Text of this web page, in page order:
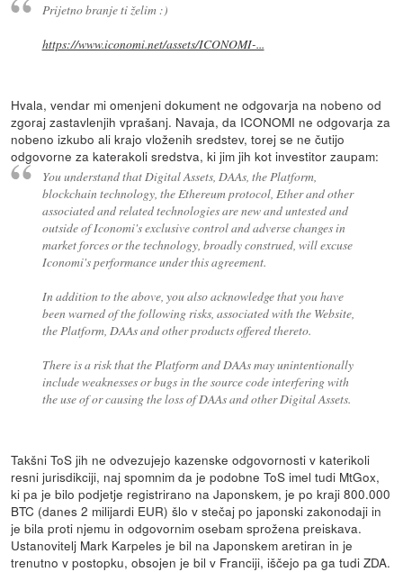
Prijetno branje ti želim :)
https://www.iconomi.net/assets/ICONOMI-...
Hvala, vendar mi omenjeni dokument ne odgovarja na nobeno od
zgoraj zastavlenjih vprašanj. Navaja, da ICONOMI ne odgovarja za
nobeno izkubo ali krajo vloženih sredstev, torej se ne čutijo
odgovorne za katerakoli sredstva, ki jim jih kot investitor zaupam:
You understand that Digital Assets, DAAs, the Platform,
blockchain technology, the Ethereum protocol, Ether and other
associated and related technologies are new and untested and
outside of Iconomi's exclusive control and adverse changes in
market forces or the technology, broadly construed, will excuse
Iconomi's performance under this agreement.
In addition to the above, you also acknowledge that you have
been warned of the following risks, associated with the Website,
the Platform, DAAs and other products offered thereto.
There is a risk that the Platform and DAAs may unintentionally
include weaknesses or bugs in the source code interfering with
the use of or causing the loss of DAAs and other Digital Assets.
Takšni ToS jih ne odvezujejo kazenske odgovornosti v katerikoli
resni jurisdikciji, naj spomnim da je podobne ToS imel tudi MtGox,
ki pa je bilo podjetje registrirano na Japonskem, je po kraji 800.000
BTC (danes 2 milijardi EUR) šlo v stečaj po japonski zakonodaji in
je bila proti njemu in odgovornim osebam sprožena preiskava.
Ustanovitelj Mark Karpeles je bil na Japonskem aretiran in je
trenutno v postopku, obsojen je bil v Franciji, iščejo pa ga tudi ZDA.